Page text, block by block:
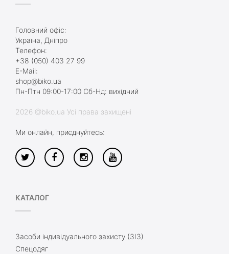
Головний офіс:
Україна, Дніпро
Телефон:
+38 (050) 403 27 99
E-Mail:
shop@biko.ua
Пн-Птн 09:00-17:00 Сб-Нд: вихідний
2026 @biko.ua Усі права захищені
Ми онлайн, приєднуйтесь:
КАТАЛОГ
Засоби індивідуального захисту (ЗІЗ)
Спецодяг